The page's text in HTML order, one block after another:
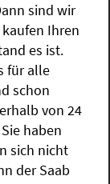
sind wir
Ihren
es ist.
für alle
schon
von 24
haben
sich nicht
der Saab